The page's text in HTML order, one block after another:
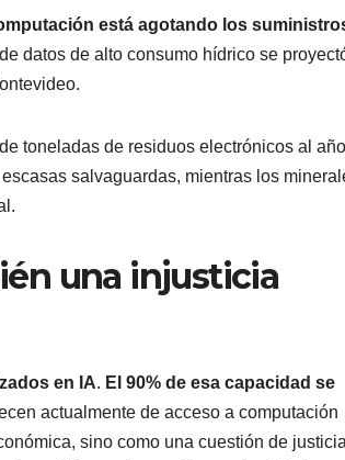
está agotando los
datos de alto consumo hídrico se
toneladas de residuos electrónicos al
salvaguardas, mientras los
una injusticia
en IA. El 90% de esa capacidad se
actualmente de acceso a computación
sino como una cuestión de justicia